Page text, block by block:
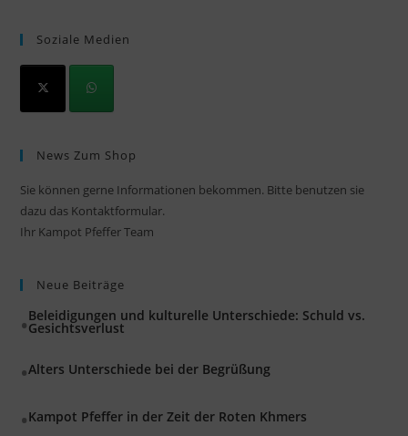
Soziale Medien
News Zum Shop
Sie können gerne Informationen bekommen. Bitte benutzen sie
dazu das Kontaktformular.
Ihr Kampot Pfeffer Team
Neue Beiträge
Beleidigungen und kulturelle Unterschiede: Schuld vs.
Gesichtsverlust
Alters Unterschiede bei der Begrüßung
Kampot Pfeffer in der Zeit der Roten Khmers